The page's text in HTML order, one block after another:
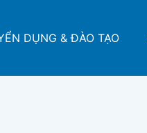
DỤNG & ĐÀO TẠO